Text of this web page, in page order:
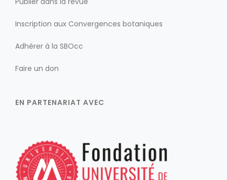
Inscription aux Convergences botaniques
Adhérer à la SBOcc
Faire un don
EN PARTENARIAT AVEC